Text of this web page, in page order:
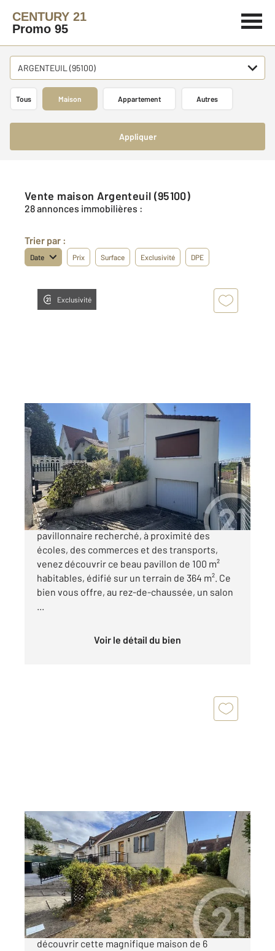
CENTURY 21
Promo 95
ARGENTEUIL (95100)
Tous Maison Appartement Autres
Appliquer
Vente maison Argenteuil (95100)
28 annonces immobilières :
Trier par :
Date Prix Surface Exclusivité DPE
Exclusivité
ARGENTEUIL 95
100,46 m2, 4 pièces
Ref : 27810
Maison à vendre
316 000 €
ARGENTEUIL - Situé dans un quartier
pavillonnaire recherché, à proximité des
écoles, des commerces et des transports,
venez découvrir ce beau pavillon de 100 m²
habitables, édifié sur un terrain de 364 m². Ce
bien vous offre, au rez-de-chaussée, un salon
...
Voir le détail du bien
ARGENTEUIL 95
103,54 m2, 6 pièces
Ref : 27845
Maison à vendre
369 000 €
ARGENTEUIL Quartier des Côteaux, venez
découvrir cette magnifique maison de 6